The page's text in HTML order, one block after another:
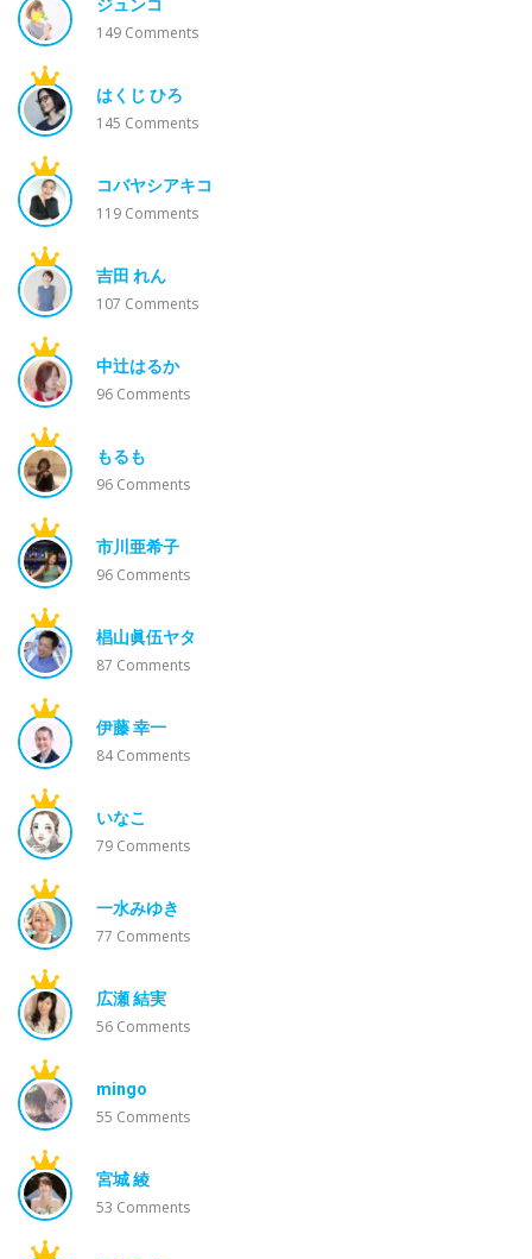
ジュンコ
149 Comments
はくじ ひろ
145 Comments
コバヤシアキコ
119 Comments
吉田 れん
107 Comments
中辻はるか
96 Comments
もるも
96 Comments
市川亜希子
96 Comments
椙山眞伍ヤタ
87 Comments
伊藤 幸一
84Comments
いなこ
79 Comments
一水みゆき
77 Comments
広瀬 結実
56 Comments
mingo
55 Comments
宮城 綾
53 Comments